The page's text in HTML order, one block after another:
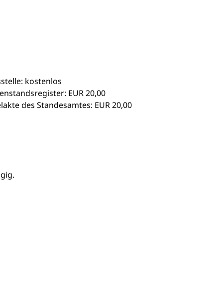
kostenlos
EUR 20,00
des Standesamtes: EUR 20,00